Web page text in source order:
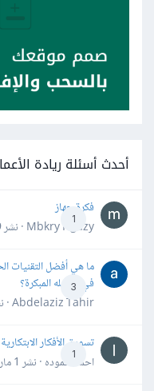
أحدث أسئلة ريادة
1
فكرة جهاز
Mbkry Hgazy · نشر
3
ما هي أفضل التقنيات
في مراحله المبكرة؟
Abdelaziz Tahir · نشر
1
تسويق الأفكار
احمد حموده · نشر 1 مارس 2025